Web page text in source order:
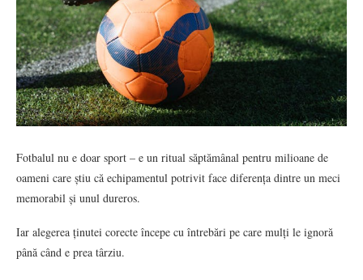
Fotbalul nu e doar sport – e un ritual săptămânal pentru milioane de
oameni care știu că echipamentul potrivit face diferența dintre un meci
memorabil și unul dureros.
Iar alegerea ținutei corecte începe cu întrebări pe care mulți le ignoră
până când e prea târziu.